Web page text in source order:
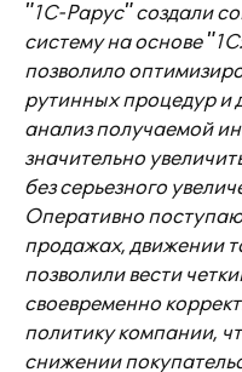
"1С-Рарус" создали
систему на основе
позволило
рутинных процедур и
анализ получаемой
значительно
без серьезного
Оперативно
продажах, движении
позволили вести
своевременно
политику компании,
снижении